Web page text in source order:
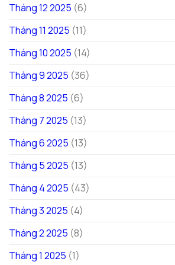
Tháng 12 2025 (6)
Tháng 11 2025 (11)
Tháng 10 2025 (14)
Tháng 9 2025 (36)
Tháng 8 2025 (6)
Tháng 7 2025 (13)
Tháng 6 2025 (13)
Tháng 5 2025 (13)
Tháng 4 2025 (43)
Tháng 3 2025 (4)
Tháng 2 2025 (8)
Tháng 1 2025 (1)